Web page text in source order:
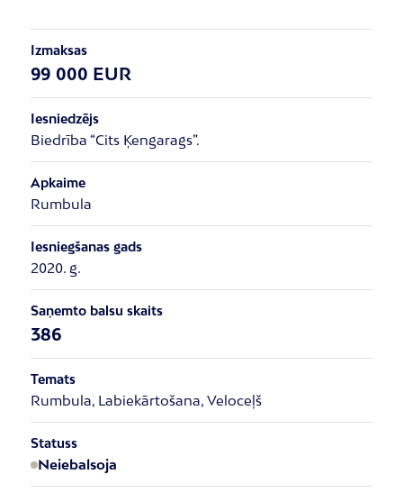
Izmaksas
99 000 EUR
Iesniedzējs
Biedrība “Cits Ķengarags”.
Apkaime
Rumbula
Iesniegšanas gads
2020. g.
Saņemto balsu skaits
386
Temats
Rumbula, Labiekārtošana, Veloceļš
Statuss
Neiebalsoja